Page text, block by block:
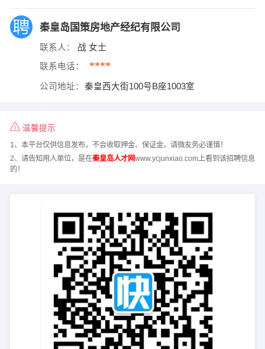
秦皇岛国策房地产经纪有限公司
联系人： 战 女士
联系电话： ****
公司地址： 秦皇西大街100号B座1003室
温馨提示
1、本平台仅供信息发布，不会收取押金、保证金，请微友务必谨慎！
2、请告知用人单位，是在秦皇岛人才网www.ycjunxiao.com上看到该招聘信息
的！